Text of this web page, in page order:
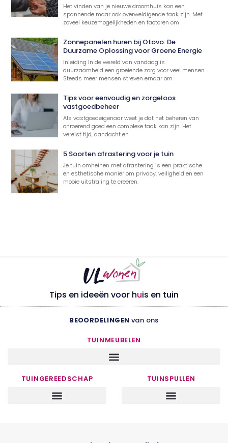
Het vinden van je nieuwe droomhuis kan een
spannende maar ook overweldigende taak zijn. Met
zoveel keuzemogelijkheden en factoren om
Zonnepanelen huren bij Otovo: De
Duurzame Oplossing voor Groene Energie
Inleiding In de wereld van vandaag is
duurzaamheid een groeiende zorg voor veel mensen.
Steeds meer mensen streven ernaar om
Tips voor eenvoudig en zorgeloos
vastgoedbeheer
Als vastgoedeigenaar weet je dat het beheren van
onroerend goed een complexe taak kan zijn. Het
vereist tijd, aandacht en
5 Soorten afrastering voor je tuin
Je tuin omheinen met afrastering is een praktische
en esthetische manier om privacy, veiligheid en een
mooie uitstraling te creëren.
Tips en ideeën voor huis en tuin
BEOORDELINGEN van ons
TUINMEUBELEN
TUINGEREEDSCHAP TUINSPULLEN